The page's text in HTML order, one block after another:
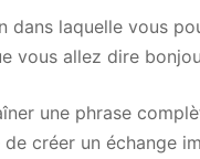
dans laquelle vous
vous allez dire
une phrase
créer un échange